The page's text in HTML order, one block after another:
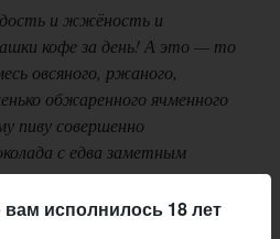
и жжёность и
кофе за день! А это — то
овсяного, ржаного,
обжаренного ячменного
пиву совершенно
с едва заметным
сплетается со слоями
и делает этот
исполнилось 18 лет